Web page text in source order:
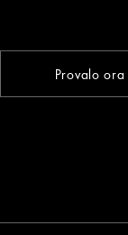
Provalo ora